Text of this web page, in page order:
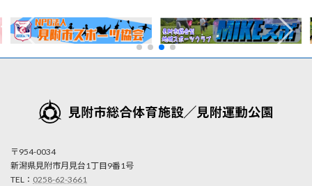
〒954-0034
新潟県見附市月見台1丁目9番1号
TEL： 0258-62-3661